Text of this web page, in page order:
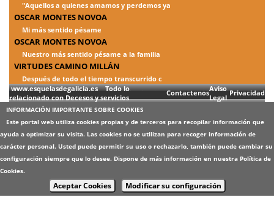
"Aquellos a quienes amamos y perdemos ya
OSCAR MONTES NOVOA
Mi más sentido pésame
OSCAR MONTES NOVOA
Nuestro más sentido pésame a la familia
VIRTUDES CAMINO MILLÁN
Después de todo el tiempo transcurrido c
www.esquelasdegalicia.es Todo lo
relacionado con Decesos y servicios
ContactenosAviso
Legal
Privacidad
INFORMACIÓN IMPORTANTE SOBRE COOKIES
Este portal web utiliza cookies propias y de terceros para recopilar información que
ayuda a optimizar su visita. Las cookies no se utilizan para recoger información de
carácter personal. Usted puede permitir su uso o rechazarlo, también puede cambiar su
configuración siempre que lo desee. Dispone de más información en nuestra Política de
Cookies.